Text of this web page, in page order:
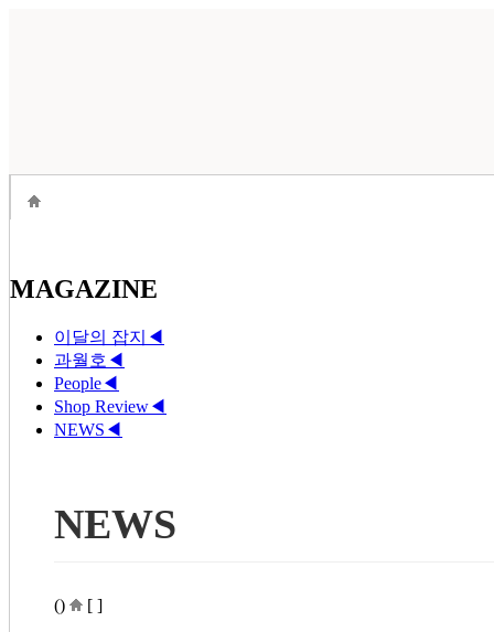
MAGAZINE
이달의 잡지 ◀
과월호 ◀
People◀
Shop Review◀
NEWS ◀
NEWS
() [ ]